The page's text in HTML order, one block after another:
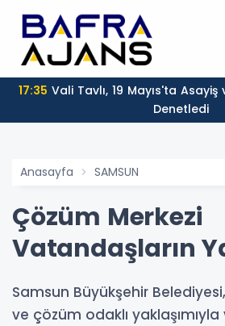
17:35
Denetledi
Anasayfa SAMSUN
Çözüm Merkezi
Vatandaşların
Samsun Büyükşehir
ve çözüm odaklı